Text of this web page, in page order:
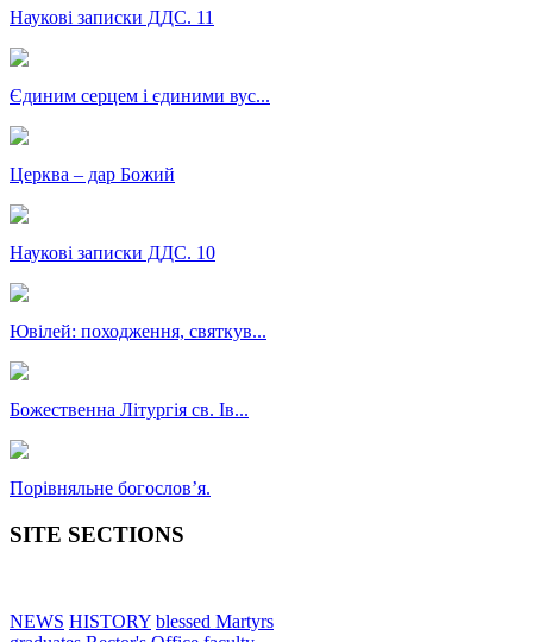
Наукові записки ДДС. 11
Єдиним серцем і єдиними вус...
Церква – дар Божий
Наукові записки ДДС. 10
Ювілей: походження, святкув...
Божественна Літургія св. Ів...
Порівняльне богословʼя.
SITE SECTIONS
NEWS HISTORY blessed Martyrs